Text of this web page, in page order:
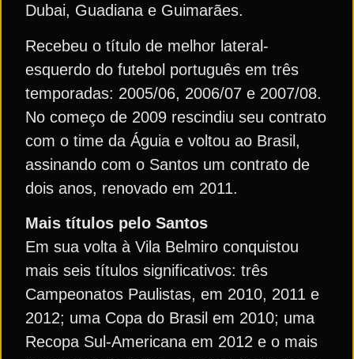
Dubai, Guadiana e Guimarães.
Recebeu o título de melhor lateral-
esquerdo do futebol português em três
temporadas: 2005/06, 2006/07 e 2007/08.
No começo de 2009 rescindiu seu contrato
com o time da Águia e voltou ao Brasil,
assinando com o Santos um contrato de
dois anos, renovado em 2011.
Mais títulos pelo Santos
Em sua volta à Vila Belmiro conquistou
mais seis títulos significativos: três
Campeonatos Paulistas, em 2010, 2011 e
2012; uma Copa do Brasil em 2010; uma
Recopa Sul-Americana em 2012 e o mais